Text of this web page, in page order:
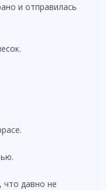
и отправилась
что давно не